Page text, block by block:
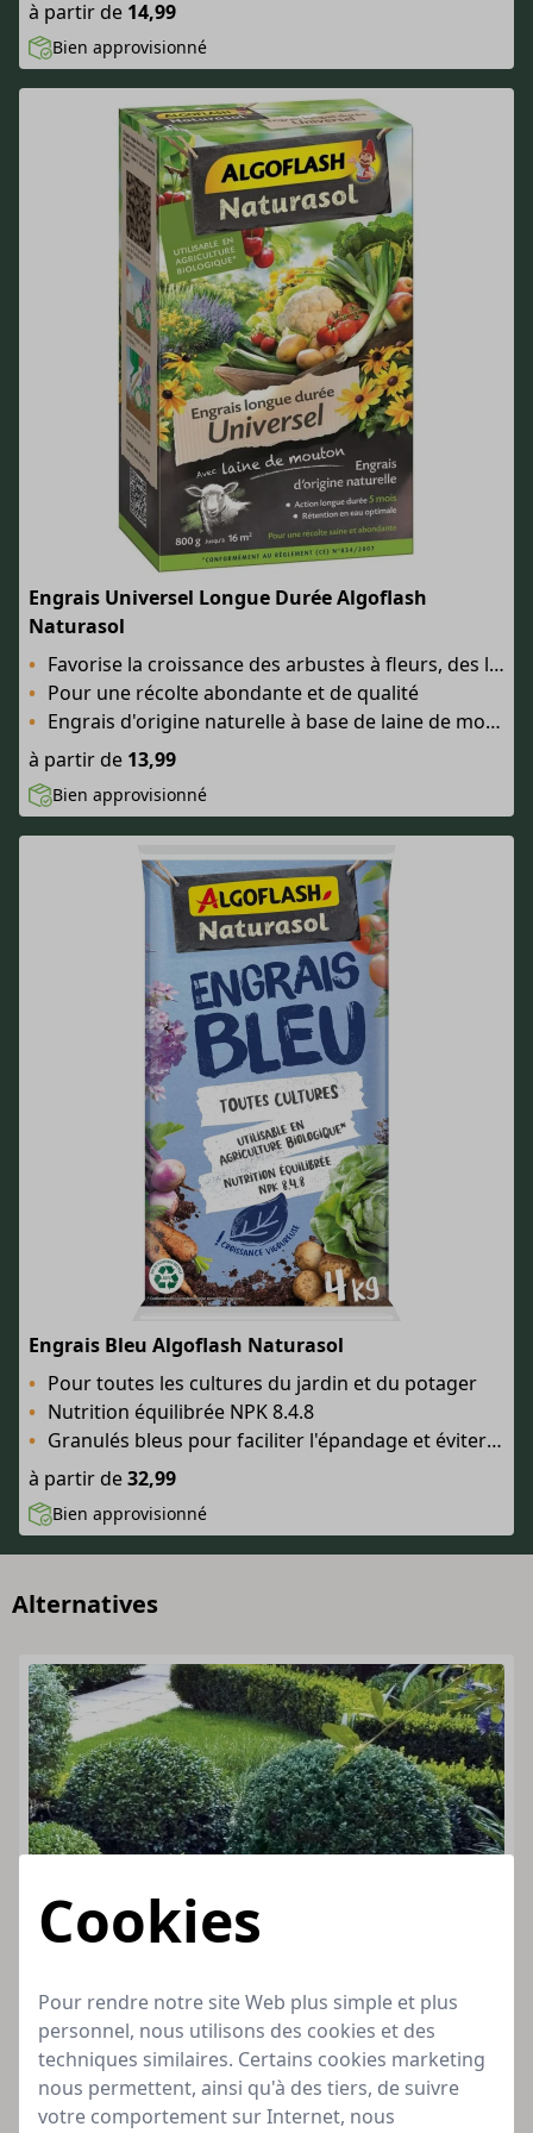
Cookies
Pour rendre notre site Web plus simple et plus
personnel, nous utilisons des cookies et des
techniques similaires. Certains cookies marketing
nous permettent, ainsi qu'à des tiers, de suivre
votre comportement sur Internet, nous
à partir de 14,99
Bien approvisionné
Engrais Universel Longue Durée Algoflash
Naturasol
Favorise la croissance des arbustes à fleurs, des légumes du potager et des arbres fruitiers
Pour une récolte abondante et de qualité
Engrais d'origine naturelle à base de laine de mouton
à partir de 13,99
Bien approvisionné
Engrais Bleu Algoflash Naturasol
Pour toutes les cultures du jardin et du potager
Nutrition équilibrée NPK 8.4.8
Granulés bleus pour faciliter l'épandage et éviter le surdosage
à partir de32,99
Bien approvisionné
Alternatives